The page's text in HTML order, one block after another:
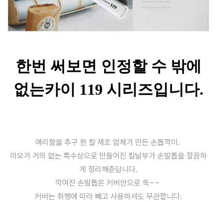
한번 써보면 인정할 수 밖에
없는카이 119 시리즈입니다.
예리함을 추구 한 칼 제조 업체가 만든 손톱깍이.
마모가 거의 없는 특수상으로 만들어진 칼날부가 손발톱을 깔끔하
게 정리해준답니다.
깍여진 손발톱은 커버안으로 쏙~~
커버는 취행에 따라 빼고 사용하셔도 무관합니다.